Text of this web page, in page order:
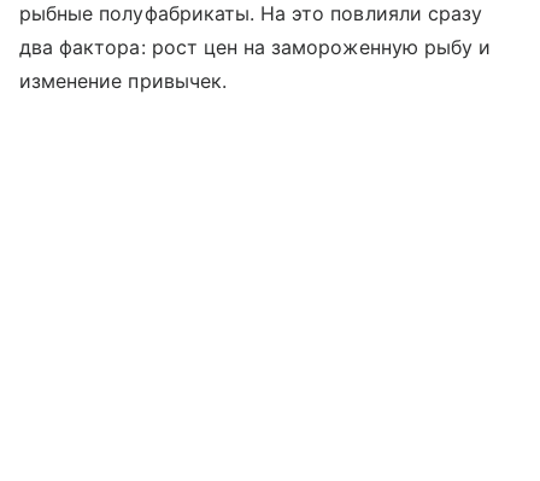
рыбные полуфабрикаты. На это повлияли сразу
два фактора: рост цен на замороженную рыбу и
изменение привычек.